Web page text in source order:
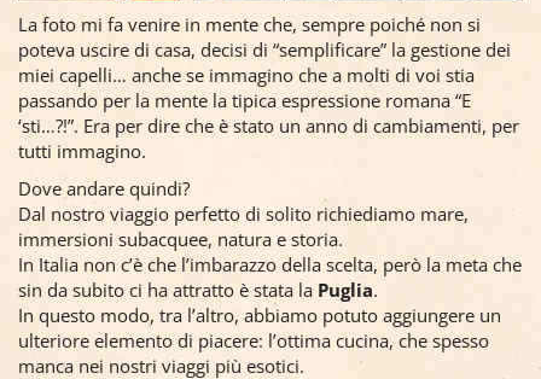
La foto mi fa venire in mente che, sempre poiché non si
poteva uscire di casa, decisi di “semplificare” la gestione dei
miei capelli… anche se immagino che a molti di voi stia
passando per la mente la tipica espressione romana “E
‘sti…?!”. Era per dire che è stato un anno di cambiamenti, per
tutti immagino.
Dove andare quindi?
Dal nostro viaggio perfetto di solito richiediamo mare,
immersioni subacquee, natura e storia.
In Italia non c’è che l’imbarazzo della scelta, però la meta che
sin da subito ci ha attratto è stata la Puglia.
In questo modo, tra l’altro, abbiamo potuto aggiungere un
ulteriore elemento di piacere: l’ottima cucina, che spesso
manca nei nostri viaggi più esotici.